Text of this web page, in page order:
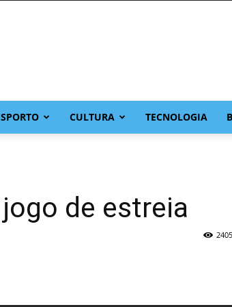
CULTURA TECNOLOGIA
de estreia
2405